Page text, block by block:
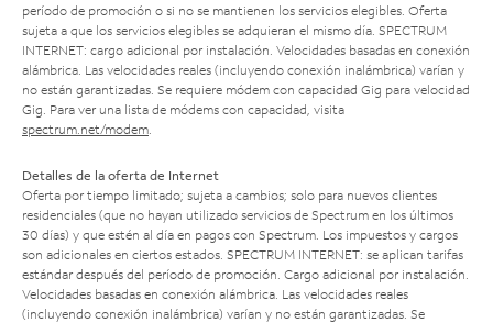
período de promoción o si no se mantienen los servicios elegibles. Oferta
sujeta a que los servicios elegibles se adquieran el mismo día. SPECTRUM
INTERNET: cargo adicional por instalación. Velocidades basadas en conexión
alámbrica. Las velocidades reales (incluyendo conexión inalámbrica) varían y
no están garantizadas. Se requiere módem con capacidad Gig para velocidad
Gig. Para ver una lista de módems con capacidad, visita
spectrum.net/modem
Detalles de la oferta de Internet
Oferta por tiempo limitado; sujeta a cambios; solo para nuevos clientes
residenciales (que no hayan utilizado servicios de Spectrum en los últimos
30 días) y que estén al día en pagos con Spectrum. Los impuestos y cargos
son adicionales en ciertos estados. SPECTRUM INTERNET: se aplican tarifas
estándar después del período de promoción. Cargo adicional por instalación.
Velocidades basadas en conexión alámbrica. Las velocidades reales
(incluyendo conexión inalámbrica) varían y no están garantizadas. Se